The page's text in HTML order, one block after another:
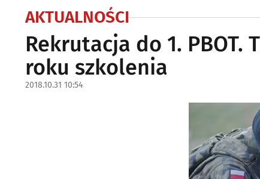
AKTUALNOŚCI
Rekrutacja do 1.
roku szkolenia
2018.10.31 10:54